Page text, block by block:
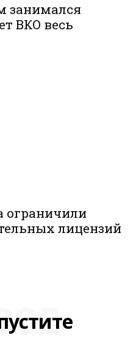
занимался
ВКО весь
ограничили
лицензий